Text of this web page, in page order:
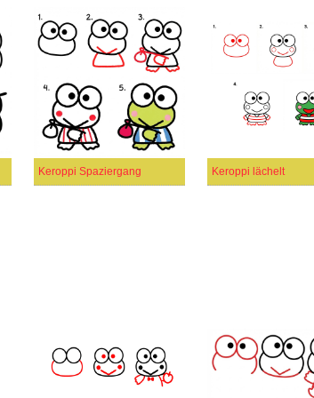
Keroppi Spaziergang Keroppi lächelt